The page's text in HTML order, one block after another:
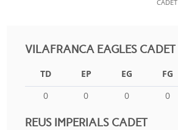
CADET
VILAFRANCA EAGLES CADET
TD EP EG FG
0
0 0 0
REUS IMPERIALS CADET